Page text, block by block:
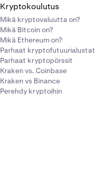
Kryptokoulutus
Mikä kryptovaluutta on?
Mikä Bitcoin on?
Mikä Ethereum on?
Parhaat kryptofutuurialustat
Parhaat kryptopörssit
Kraken vs. Coinbase
Kraken vs Binance
Perehdy kryptoihin